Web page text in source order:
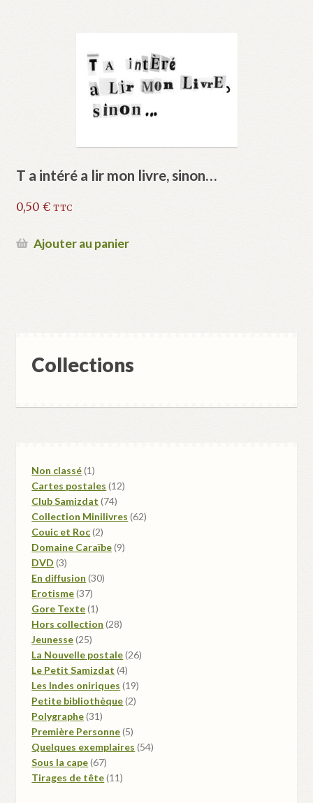
T a intéré a lir mon livre, sinon…
0,50 € TTC
Ajouter au panier
Collections
Non classé 11
produit
Cartes postales 1212
Club Samizdat 7474
produits
Collection Minilivres 6262
Couic et Roc 22
produits
Domaine Caraïbe 99
DVD 33
produits
En diffusion 3030
Erotisme 3737
produits
Gore Texte 11
produit
Hors collection 2828
Jeunesse 2525
produits
La Nouvelle postale 2626
Le Petit Samizdat 44
produits
Les Indes oniriques 1919
Petite bibliothèque 22
Polygraphe 3131
produits
Première Personne 55
produits
Quelques exemplaires 5454
Sous la cape 6767
produits
Tirages de tête 1111